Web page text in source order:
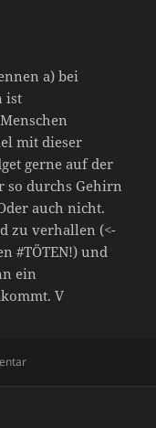
a) bei
ist
mit dieser
gerne auf der
so durchs Gehirn
auch nicht.
zu verhallen (<-
#TÖTEN!) und
ein
V
zu Hello World